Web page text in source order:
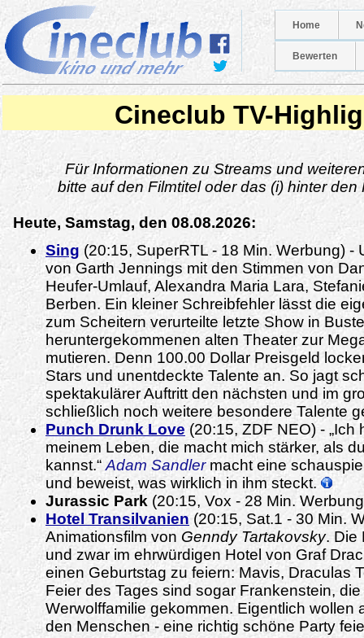
Home
Bewerten
Cineclub TV-
Für Informationen zu Streams und
bitte auf den Filmtitel oder das (i) hinter den
Heute, Samstag, den 08.08.2026:
Sing (20:15, SuperRTL - 18 Min. Werbung) -
von Garth Jennings mit den Stimmen von
Heufer-Umlauf, Alexandra Maria Lara,
Berben. Ein kleiner Schreibfehler lässt die
zum Scheitern verurteilte letzte Show in
heruntergekommenen alten Theater zur
mutieren. Denn 100.00 Dollar Preisgeld
Stars und unentdeckte Talente an. So jagt
spektakulärer Auftritt den nächsten und im
schließlich noch weitere besondere Talente
Punch Drunk Love (20:15, ZDF NEO) - „Ich
meinem Leben, die macht mich stärker, als
kannst.“Adam Sandlermacht eine
und beweist, was wirklich in ihm steckt.
Jurassic Park (20:15, Vox - 28 Min.
Hotel Transilvanien(20:15, Sat.1 - 30 Min.
Animationsfilm von Genndy Tartakovsky. Die
und zwar im ehrwürdigen Hotel von Graf
einen Geburtstag zu feiern: Mavis, Draculas
Feier des Tages sind sogar Frankenstein,
Werwolffamilie gekommen. Eigentlich wollen
den Menschen - eine richtig schöne Party